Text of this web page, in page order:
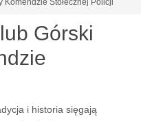
Komendzie Stołecznej Policji
Górski
i historia sięgają